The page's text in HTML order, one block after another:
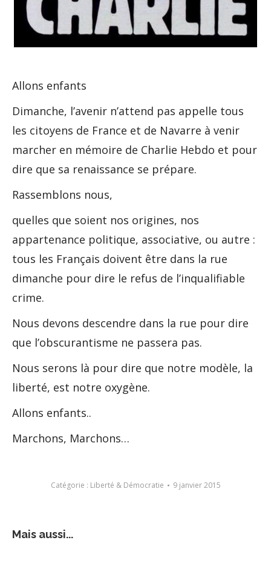
Allons enfants
Dimanche, l’avenir n’attend pas appelle tous
les citoyens de France et de Navarre à venir
marcher en mémoire de Charlie Hebdo et pour
dire que sa renaissance se prépare.
Rassemblons nous,
quelles que soient nos origines, nos
appartenance politique, associative, ou autre :
tous les Français doivent être dans la rue
dimanche pour dire le refus de l’inqualifiable
crime.
Nous devons descendre dans la rue pour dire
que l’obscurantisme ne passera pas.
Nous serons là pour dire que notre modèle, la
liberté, est notre oxygène.
Allons enfants..
Marchons, Marchons…
Catégorie : Liberté & Démocratie 9 janvier 2015
Mais aussi...